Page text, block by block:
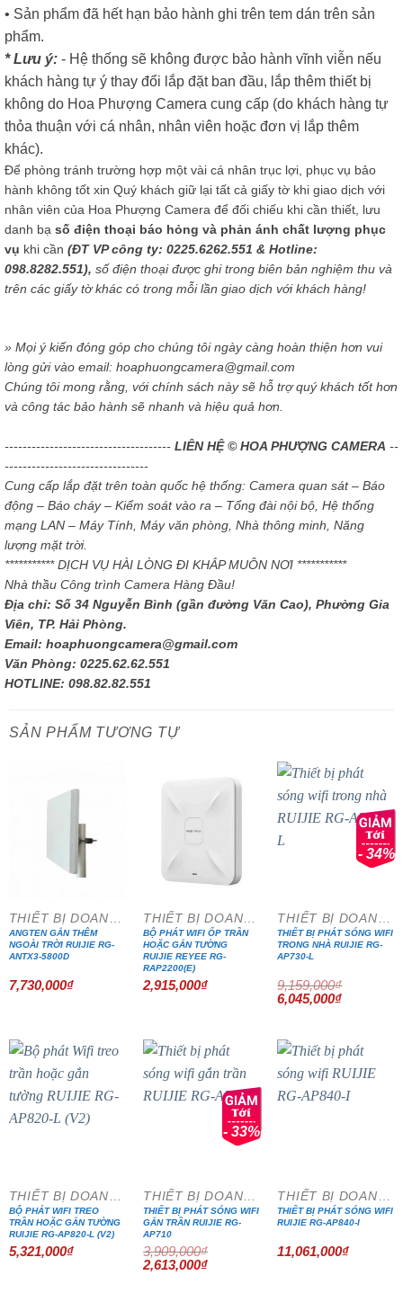
• Sản phẩm đã hết hạn bảo hành ghi trên tem dán trên sản
phẩm.
* Lưu ý: - Hệ thống sẽ không được bảo hành vĩnh viễn nếu
khách hàng tự ý thay đổi lắp đặt ban đầu, lắp thêm thiết bị
không do Hoa Phượng Camera cung cấp (do khách hàng tự
thỏa thuận với cá nhân, nhân viên hoặc đơn vị lắp thêm
khác).
Để phòng tránh trường hợp một vài cá nhân trục lợi, phục vụ bảo
hành không tốt xin Quý khách giữ lại tất cả giấy tờ khi giao dịch với
nhân viên của Hoa Phượng Camera để đối chiếu khi cần thiết, lưu
danh bạ số điện thoại báo hỏng và phản ánh chất lượng phục
vụ khi cần (ĐT VP công ty: 0225.6262.551 & Hotline:
098.8282.551), số điện thoại được ghi trong biên bản nghiệm thu và
trên các giấy tờ khác có trong mỗi lần giao dịch với khách hàng!
» Mọi ý kiến đóng góp cho chúng tôi ngày càng hoàn thiện hơn vui
lòng gửi vào email: hoaphuongcamera@gmail.com
Chúng tôi mong rằng, với chính sách này sẽ hỗ trợ quý khách tốt hơn
và công tác bảo hành sẽ nhanh và hiệu quả hơn.
------------------------------------- LIÊN HỆ © HOA PHƯỢNG CAMERA --
--------------------------------
Cung cấp lắp đặt trên toàn quốc hệ thống: Camera quan sát – Báo
động – Báo cháy – Kiểm soát vào ra – Tổng đài nội bộ, Hệ thống
mạng LAN – Máy Tính, Máy văn phòng, Nhà thông minh, Năng
lượng mặt trời.
*********** DỊCH VỤ HÀI LÒNG ĐI KHẮP MUÔN NƠI ***********
Nhà thầu Công trình Camera Hàng Đầu!
Địa chỉ: Số 34 Nguyễn Bình (gần đường Văn Cao), Phường Gia
Viên, TP. Hải Phòng.
Email: hoaphuongcamera@gmail.com
Văn Phòng: 0225.62.62.551
HOTLINE: 098.82.82.551
SẢN PHẨM TƯƠNG TỰ
ANGTEN GẮN THÊM
NGOÀI TRỜI RUIJIE RG-
ANTX3-5800D
7,730,000₫
BỘ PHÁT WIFI ỐP TRẦN
HOẶC GẮN TƯỜNG
RUIJIE REYEE RG-
RAP2200(E)
2,915,000₫
- 34%
THIẾT BỊ PHÁT SÓNG WIFI
TRONG NHÀ RUIJIE RG-
AP730-L
9,159,000₫
Giá
gốc
6,045,000₫Giá
BỘ PHÁT WIFI TREO
TRẦN HOẶC GẮN TƯỜNG
RUIJIE RG-AP820-L (V2)
5,321,000₫
- 33%
THIẾT BỊ PHÁT SÓNG WIFI
GẮN TRẦN RUIJIE RG-
AP710
3,909,000₫
Giá
gốc
2,613,000₫Giá
THIẾT BỊ PHÁT SÓNG WIFI
RUIJIE RG-AP840-I
11,061,000₫